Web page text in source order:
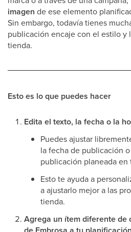
imagen de ese elemento
Sin embargo, todavía tienes
publicación encaje con el estilo y
tienda.
Esto es lo que puedes hacer
Edita el texto, la fecha o la
Puedes ajustar
la fecha de publicación
publicación planeada en
Esto te ayuda a
a ajustarlo mejor a las
tienda.
Agrega un ítem diferente de